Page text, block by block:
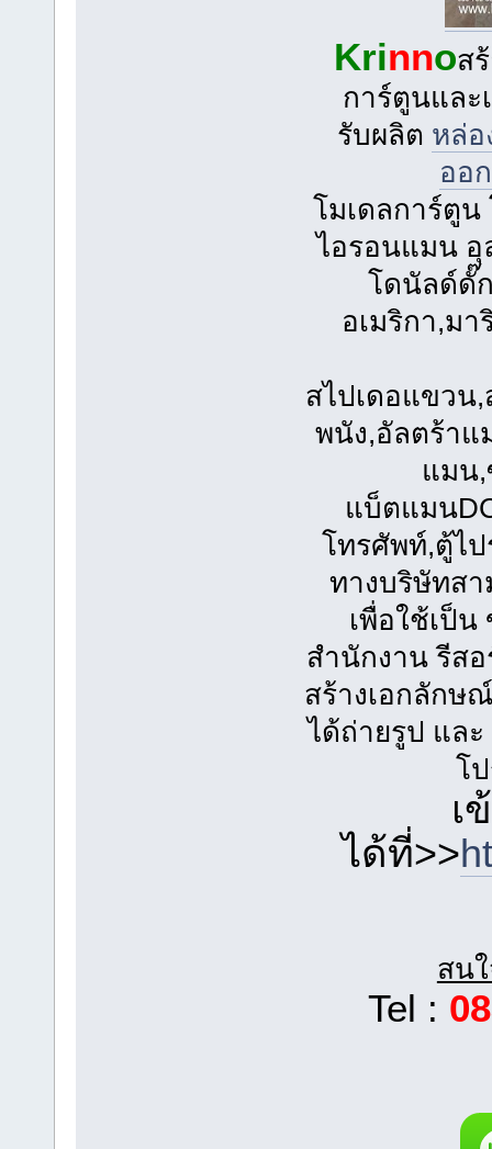
Krinnoส
การ์ตูนและ
รับผลิต หล่อ
ออ
โมเดลการ์ตูน
ไอรอนแมน
โดนัลด์ดั๊
อเมริกา,ม
สไปเดอแขวน
พนัง,อัลตร้าแ
แมน
แบ็ตแมน
โทรศัพท์,ตู้ไ
ทางบริษัทส
เพื่อใช้เป็
สำนักงาน รีส
สร้างเอกลักษ
ได้ถ่ายรูป แล
โ
เ
ได้ที่>>
สน
Tel :